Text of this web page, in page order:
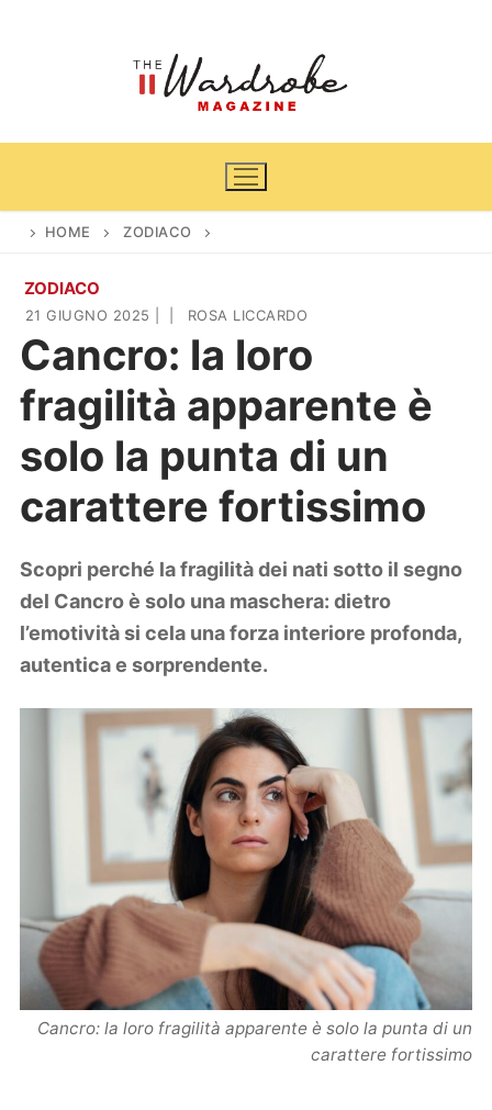
Home
News
Cinema e TV
Casa & Giardino
Arredamento
Piante e fiori
DIY
Lifestyle
Viaggi
HOME ZODIACO
ZODIACO
21 GIUGNO 2025 ROSA LICCARDO
Cancro: la loro
fragilità apparente è
solo la punta di un
carattere fortissimo
Scopri perché la fragilità dei nati sotto il segno
del Cancro è solo una maschera: dietro
l’emotività si cela una forza interiore profonda,
autentica e sorprendente.
Cancro: la loro fragilità apparente è solo la punta di un
carattere fortissimo